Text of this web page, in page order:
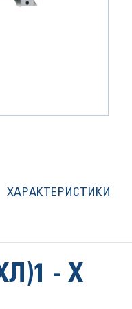
ХАРАКТЕРИСТИКИ
- Х